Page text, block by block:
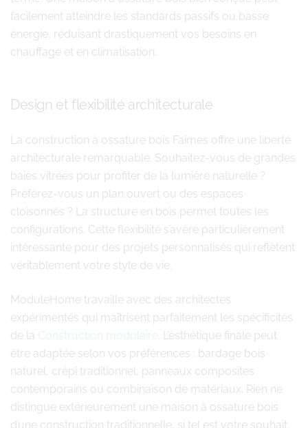
facilement atteindre les standards passifs ou basse
énergie, réduisant drastiquement vos besoins en
chauffage et en climatisation.
Design et flexibilité architecturale
La construction à ossature bois Faimes offre une liberté
architecturale remarquable. Souhaitez-vous de grandes
baies vitrées pour profiter de la lumière naturelle ?
Préférez-vous un plan ouvert ou des espaces
cloisonnés ? La structure en bois permet toutes les
configurations. Cette flexibilité s’avère particulièrement
intéressante pour des projets personnalisés qui reflètent
véritablement votre style de vie.
ModuleHome travaille avec des architectes
expérimentés qui maîtrisent parfaitement les spécificités
de la Construction modulaire. L’esthétique finale peut
être adaptée selon vos préférences : bardage bois
naturel, crépi traditionnel, panneaux composites
contemporains ou combinaison de matériaux. Rien ne
distingue extérieurement une maison à ossature bois
d’une construction traditionnelle, si tel est votre souhait.